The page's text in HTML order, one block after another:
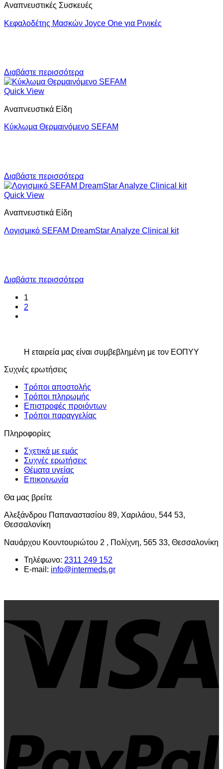
Αναπνευστικές Συσκευές
Κεφαλοδέτης Μασκών Joyce One για Ρινικές
Διαβάστε περισσότερα
Quick View
Αναπνευστικά Είδη
Κύκλωμα Θερμαινόμενο SEFAM
Διαβάστε περισσότερα
Quick View
Αναπνευστικά Είδη
Λογισμικό SEFAM DreamStar Analyze Clinical kit
Διαβάστε περισσότερα
1
2
Η εταιρεία μας είναι συμβεβλημένη με τον ΕΟΠΥΥ
Συχνές ερωτήσεις
Τρόποι αποστολής
Τρόποι πληρωμής
Επιστροφές προιόντων
Τρόποι παραγγελίας
Πληροφορίες
Σχετικά με εμάς
Συχνές ερωτήσεις
Θέματα υγείας
Επικοινωνία
Θα μας βρείτε
Αλεξάνδρου Παπαναστασίου 89, Χαριλάου, 544 53,
Θεσσαλονίκη
Ναυάρχου Κουντουριώτου 2 , Πολίχνη, 565 33, Θεσσαλονίκη
Τηλέφωνο: 2311 249 152
E-mail: info@intermeds.gr